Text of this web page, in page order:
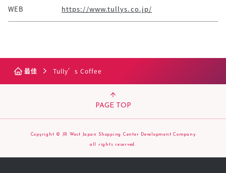
WEB https://www.tullys.co.jp/
最佳 Tully’s Coffee
PAGE TOP
Copyright © JR West Japan Shopping Center Development Company
all rights reserved.